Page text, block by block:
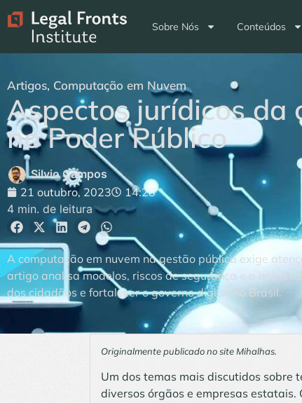
Sobre Nós Conteúdos
Artigos, Computação em Nuvem
Aspectos jurídicos da
no Poder Público
Silvio Campos
21 outubro, 2023
14:28
4 min. de leitura
A computação em nuvem na gestão pública exige
artigo analisa modelos, riscos de segurança e a
dos cidadãos e fortalecer o governo digital no Brasil.
Originalmente publicado no site Mihalhas.
Um dos temas mais discutidos sobre
diversos órgãos e empresas